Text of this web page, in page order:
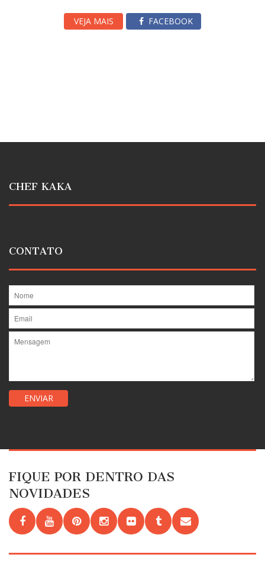
VEJA MAIS FACEBOOK
CHEF KAKA
CONTATO
FIQUE POR DENTRO DAS
NOVIDADES